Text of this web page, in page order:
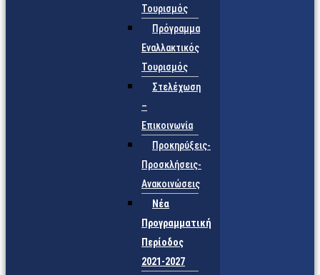
Τουρισμός
Πρόγραμμα
Εναλλακτικός
Τουρισμός
Στελέχωση
–
Επικοινωνία
Προκηρύξεις-
Προσκλήσεις-
Ανακοινώσεις
Νέα
Προγραμματική
Περίοδος
2021-2027